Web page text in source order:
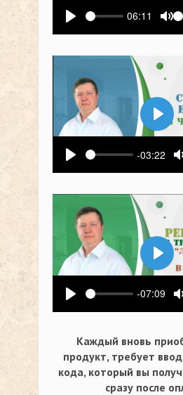
Воспроизвести
06:11
Воспроизвести
-03:22
Воспроизвести
-07:09
Каждый вновь
продукт, требует
кода, который вы
сразу после